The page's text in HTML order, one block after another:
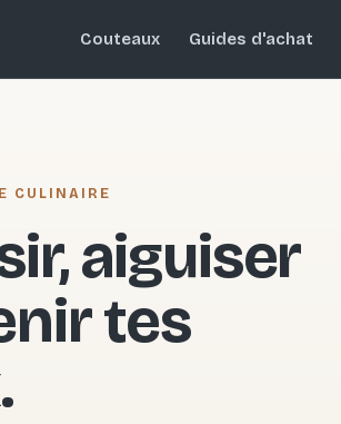
Couteaux Guides d'achat
CULINAIRE
aiguiser
tes